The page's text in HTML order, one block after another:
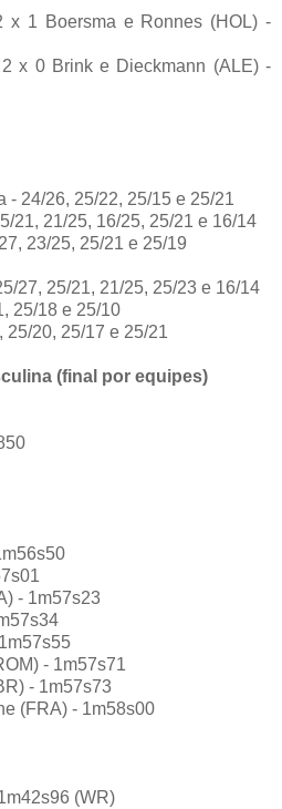
x 1 Boersma e Ronnes (HOL) -
x 0 Brink e Dieckmann (ALE) -
- 24/26, 25/22, 25/15 e 25/21
21, 21/25, 16/25, 25/21 e 16/14
23/25, 25/21 e 25/19
27, 25/21, 21/25, 25/23 e 16/14
25/18 e 25/10
25/20, 25/17 e 25/21
(final por equipes)
- 1m57s23
- 1m57s71
- 1m57s73
(FRA) - 1m58s00
(WR)